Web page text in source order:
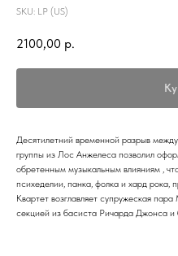
SKU: LP (US)
2100,00 р.
Десятилетний временной разрыв
группы из Лос Анжелеса позволил
обретенным музыкальным влияниям ,
психеделии, панка, фолка и хард рока,
Квартет возглавляет супружеская
секцией из басиста Ричарда Джонса